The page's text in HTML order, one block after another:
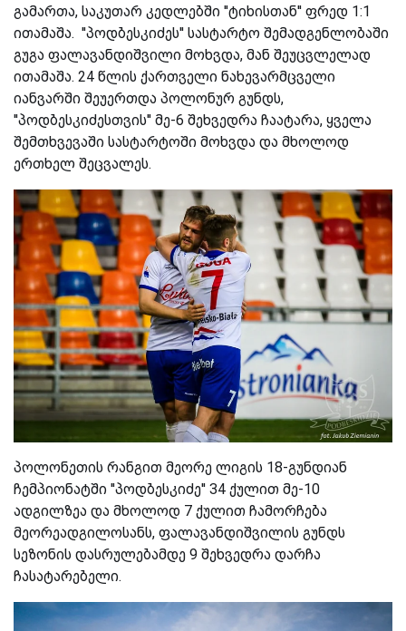
გამართა, საკუთარ კედლებში ''ტიხისთან'' ფრედ 1:1
ითამაშა. ''პოდბესკიძეს'' სასტარტო შემადგენლობაში
გუგა ფალავანდიშვილი მოხვდა, მან შეუცვლელად
ითამაშა. 24 წლის ქართველი ნახევარმცველი
იანვარში შეუერთდა პოლონურ გუნდს,
''პოდბესკიძესთვის'' მე-6 შეხვედრა ჩაატარა, ყველა
შემთხვევაში სასტარტოში მოხვდა და მხოლოდ
ერთხელ შეცვალეს.
პოლონეთის რანგით მეორე ლიგის 18-გუნდიან
ჩემპიონატში ''პოდბესკიძე'' 34 ქულით მე-10
ადგილზეა და მხოლოდ 7 ქულით ჩამორჩება
მეორეადგილოსანს, ფალავანდიშვილის გუნდს
სეზონის დასრულებამდე 9 შეხვედრა დარჩა
ჩასატარებელი.